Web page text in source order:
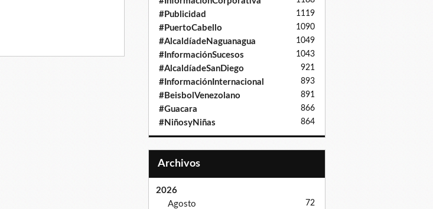
#Publicidad 1119
#PuertoCabello 1090
#AlcaldíadeNaguanagua 1049
#InformaciónSucesos 1043
#AlcaldíadeSanDiego 921
#InformaciónInternacional 893
#BeisbolVenezolano 891
#Guacara 866
#NiñosyNiñas 864
Archivos
2026
Agosto
72